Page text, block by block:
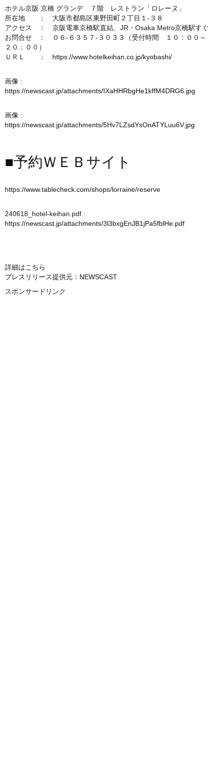
ホテル京阪 京橋 グランデ ７階 レストラン「ロレーヌ」
所在地 ： 大阪市都島区東野田町２丁目１-３８
アクセス ： 京阪電車京橋駅直結、JR・Osaka Metro京橋駅すぐ
お問合せ ： ０６-６３５７-３０３３（受付時間 １０：００～
２０：００）
ＵＲＬ ： https://www.hotelkeihan.co.jp/kyobashi/
画像 :
https://newscast.jp/attachments/IXaHHRbgHe1kffM4DRG6.jpg
画像 :
https://newscast.jp/attachments/5Hv7LZsdYsOnATYLuu6V.jpg
■予約ＷＥＢサイト
https://www.tablecheck.com/shops/lorraine/reserve
240618_hotel-keihan.pdf :
https://newscast.jp/attachments/3l3bxgEnJB1jPa5fblHe.pdf
詳細はこちら
プレスリリース提供元：NEWSCAST
スポンサードリンク